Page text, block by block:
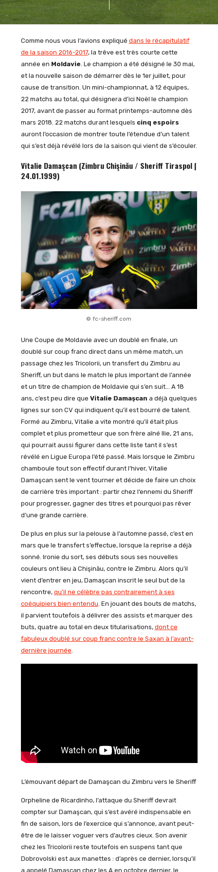
Comme nous vous l’avions expliqué dans le récapitulatif
de la saison 2016-2017, la trêve est très courte cette
année en Moldavie . Le champion a été désigné le 30 mai,
et la nouvelle saison de démarrer dès le 1er juillet, pour
cause de transition. Un mini-championnat, à 12 équipes,
22 matchs au total, qui désignera d’ici Noël le champion
2017, avant de passer au format printemps-automne dès
mars 2018. 22 matchs durant lesquels cinq espoirs
auront l’occasion de montrer toute l’étendue d’un talent
qui s’est déjà révélé lors de la saison qui vient de s’écouler.
Vitalie Damaşcan (Zimbru Chişinău / Sheriff Tiraspol |
24.01.1999)
© fc-sheriff.com
Une Coupe de Moldavie avec un doublé en finale, un
doublé sur coup franc direct dans un même match, un
passage chez les Tricolorii, un transfert du Zimbru au
Sheriff, un but dans le match le plus important de l’année
et un titre de champion de Moldavie qui s’en suit… A 18
ans, c’est peu dire que Vitalie Damaşcan a déjà quelques
lignes sur son CV qui indiquent qu’il est bourré de talent.
Formé au Zimbru, Vitalie a vite montré qu’il était plus
complet et plus prometteur que son frère aîné Ilie, 21 ans,
qui pourrait aussi figurer dans cette liste tant il s’est
révélé en Ligue Europa l’été passé. Mais lorsque le Zimbru
chamboule tout son effectif durant l’hiver, Vitalie
Damaşcan sent le vent tourner et décide de faire un choix
de carrière très important : partir chez l’ennemi du Sheriff
pour progresser, gagner des titres et pourquoi pas rêver
d’une grande carrière.
De plus en plus sur la pelouse à l’automne passé, c’est en
mars que le transfert s’effectue, lorsque la reprise a déjà
sonné. Ironie du sort, ses débuts sous ses nouvelles
couleurs ont lieu à Chişinău, contre le Zimbru. Alors qu’il
vient d’entrer en jeu, Damaşcan inscrit le seul but de la
rencontre, qu’il ne célèbre pas contrairement à ses
coéquipiers bien entendu. En jouant des bouts de matchs,
il parvient toutefois à délivrer des assists et marquer des
buts, quatre au total en deux titularisations, dont ce
fabuleux doublé sur coup franc contre le Saxan à l’avant-
dernière journée.
L’émouvant départ de Damaşcan du Zimbru vers le Sheriff
Orpheline de Ricardinho, l’attaque du Sheriff devrait
compter sur Damaşcan, qui s’est avéré indispensable en
fin de saison, lors de l’exercice qui s’annonce, avant peut-
être de le laisser voguer vers d’autres cieux. Son avenir
chez les Tricolorii reste toutefois en suspens tant que
Dobrovolski est aux manettes : d’après ce dernier, lorsqu’il
a appelé Damaşcan chez les A en octobre dernier, le